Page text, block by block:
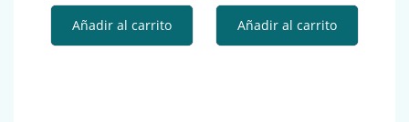
Añadir al carrito Añadir al carrito